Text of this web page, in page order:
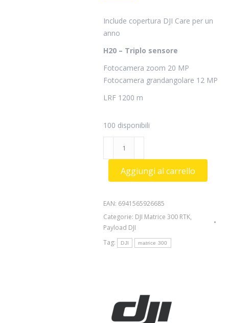
Include copertura DJI Care per un
anno
H20 – Triplo sensore
Fotocamera zoom 20 MP
Fotocamera grandangolare 12 MP
LRF 1200 m
100 disponibili
Spotlight
Aggiungi al carrello
EAN: 6941565926685
Categorie: DJI Matrice 300 RTK,
Payload DJI
Tag:
DJI matrice 300